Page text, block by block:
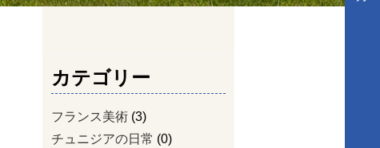
カテゴリー
フランス美術 (3)
チュニジアの日常 (0)